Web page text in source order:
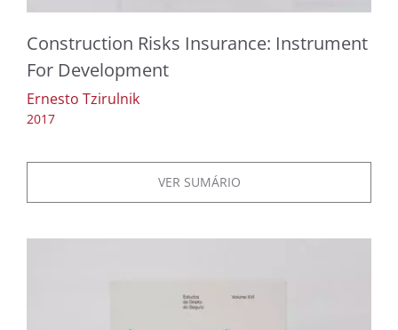
Construction Risks Insurance: Instrument
For Development
Ernesto Tzirulnik
2017
VER SUMÁRIO